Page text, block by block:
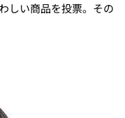
しい商品を投票。その